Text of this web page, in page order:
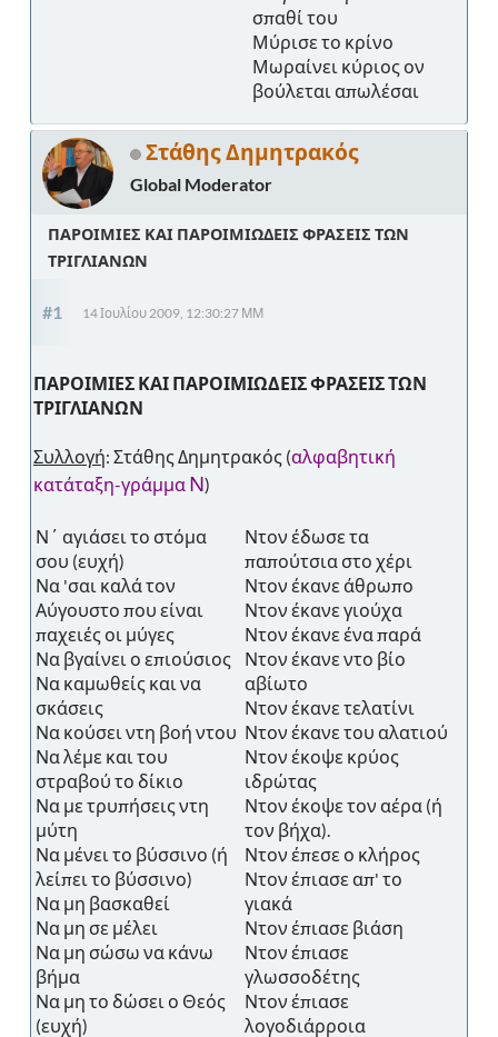
σπαθί του
Μύρισε το κρίνο
Μωραίνει κύριος ον
βούλεται απωλέσαι
Στάθης Δημητρακός
Global Moderator
ΠΑΡΟΙΜΙΕΣ ΚΑΙ ΠΑΡΟΙΜΙΩΔΕΙΣ ΦΡΑΣΕΙΣ ΤΩΝ
ΤΡΙΓΛΙΑΝΩΝ
#1 14 Ιουλίου 2009, 12:30:27 ΜΜ
ΠΑΡΟΙΜΙΕΣ ΚΑΙ ΠΑΡΟΙΜΙΩΔΕΙΣ ΦΡΑΣΕΙΣ ΤΩΝ
ΤΡΙΓΛΙΑΝΩΝ
Συλλογή: Στάθης Δημητρακός (αλφαβητική
κατάταξη-γράμμα Ν)
Ν΄ αγιάσει το στόμα
σου (ευχή)
Να 'σαι καλά τον
Αύγουστο που είναι
παχειές οι μύγες
Να βγαίνει ο επιούσιος
Να καμωθείς και να
σκάσεις
Να κούσει ντη βοή ντου
Να λέμε και του
στραβού το δίκιο
Να με τρυπήσεις ντη
μύτη
Να μένει το βύσσινο (ή
λείπει το βύσσινο)
Να μη βασκαθεί
Να μη σε μέλει
Να μη σώσω να κάνω
βήμα
Να μη το δώσει ο Θεός
(ευχή)
Ντον έδωσε τα
παπούτσια στο χέρι
Ντον έκανε άθρωπο
Ντον έκανε γιούχα
Ντον έκανε ένα παρά
Ντον έκανε ντο βίο
αβίωτο
Ντον έκανε τελατίνι
Ντον έκανε του αλατιού
Ντον έκοψε κρύος
ιδρώτας
Ντον έκοψε τον αέρα (ή
τον βήχα).
Ντον έπεσε ο κλήρος
Ντον έπιασε απ' το
γιακά
Ντον έπιασε βιάση
Ντον έπιασε
γλωσσοδέτης
Ντον έπιασε
λογοδιάρροια